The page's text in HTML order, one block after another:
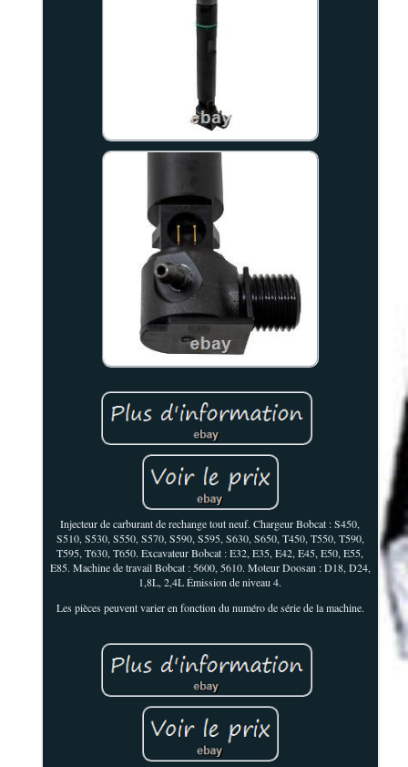
Injecteur de carburant de rechange tout neuf. Chargeur Bobcat : S450,
S510, S530, S550, S570, S590, S595, S630, S650, T450, T550, T590,
T595, T630, T650. Excavateur Bobcat : E32, E35, E42, E45, E50, E55,
E85. Machine de travail Bobcat : 5600, 5610. Moteur Doosan : D18, D24,
1,8L, 2,4L Émission de niveau 4.
Les pièces peuvent varier en fonction du numéro de série de la machine.